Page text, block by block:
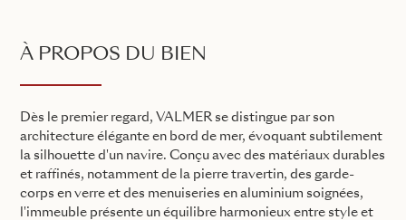
À PROPOS DU BIEN
Dès le premier regard, VALMER se distingue par son
architecture élégante en bord de mer, évoquant subtilement
la silhouette d'un navire. Conçu avec des matériaux durables
et raffinés, notamment de la pierre travertin, des garde-
corps en verre et des menuiseries en aluminium soignées,
l'immeuble présente un équilibre harmonieux entre style et